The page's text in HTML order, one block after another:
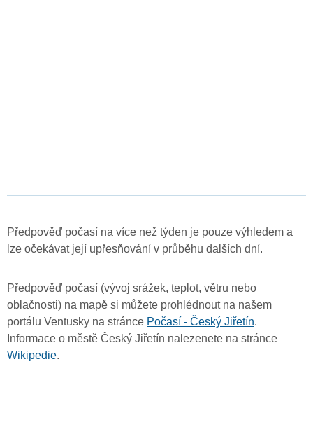
Předpověď počasí na více než týden je pouze výhledem a
lze očekávat její upřesňování v průběhu dalších dní.
Předpověď počasí (vývoj srážek, teplot, větru nebo
oblačnosti) na mapě si můžete prohlédnout na našem
portálu Ventusky na stránce Počasí - Český Jiřetín.
Informace o městě Český Jiřetín nalezenete na stránce
Wikipedie.